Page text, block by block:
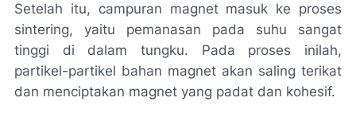
Setelah itu, campuran magnet masuk ke proses
sintering, yaitu pemanasan pada suhu sangat
tinggi di dalam tungku. Pada proses inilah,
partikel-partikel bahan magnet akan saling terikat
dan menciptakan magnet yang padat dan kohesif.